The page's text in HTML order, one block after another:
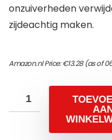
onzuiverheden
zijdeachtig maken.
Amazon.nl Price:€13.28(as of